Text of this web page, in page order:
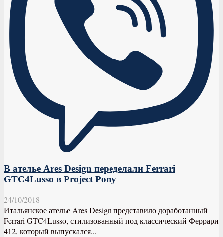
В ателье Ares Design переделали Ferrari
GTC4Lusso в Project Pony
24/10/2018
Итальянское ателье Ares Design представило доработанный
Ferrari GTC4Lusso, стилизованный под классический Феррари
412, который выпускался...